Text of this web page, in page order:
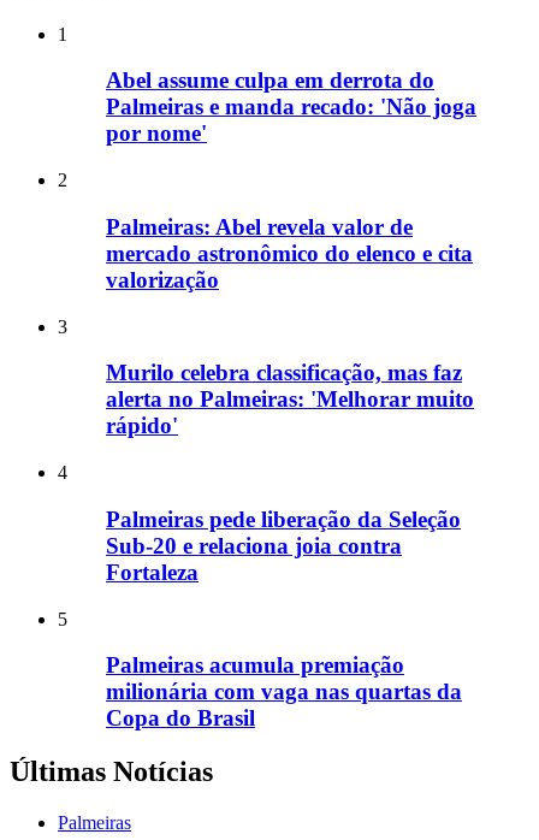
1
Abel assume culpa em derrota do
Palmeiras e manda recado: 'Não joga
por nome'
2
Palmeiras: Abel revela valor de
mercado astronômico do elenco e cita
valorização
3
Murilo celebra classificação, mas faz
alerta no Palmeiras: 'Melhorar muito
rápido'
4
Palmeiras pede liberação da Seleção
Sub-20 e relaciona joia contra
Fortaleza
5
Palmeiras acumula premiação
milionária com vaga nas quartas da
Copa do Brasil
Últimas Notícias
Palmeiras